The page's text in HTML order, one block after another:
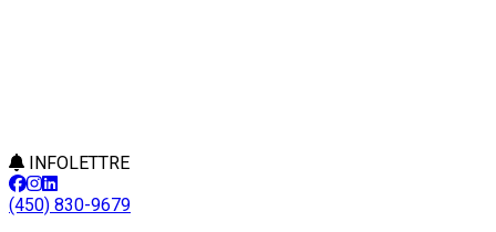
INFOLETTRE
(450) 830-9679